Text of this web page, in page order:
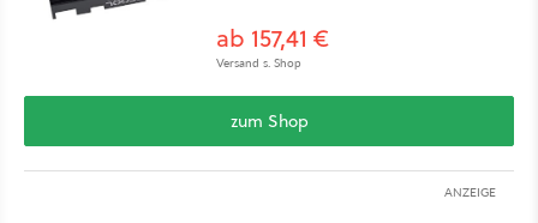
ab 157,41 €
Versand s. Shop
zum Shop
ANZEIGE